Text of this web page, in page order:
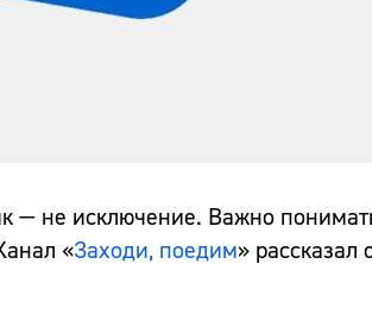
— не исключение. Важно
«Заходи, поедим» рассказал